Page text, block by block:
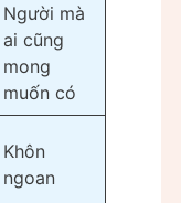
Người mà
ai cũng
mong
muốn có
Khôn
ngoan